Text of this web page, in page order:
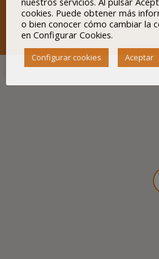
Solicitud de consultas y
cookies. Puede obtener más
o bien conocer cómo cambiar la
en Configurar Cookies.
Configurar cookies Aceptar